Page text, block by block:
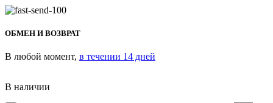
ОБМЕН И ВОЗВРАТ
В любой момент, в течении 14 дней
В наличии